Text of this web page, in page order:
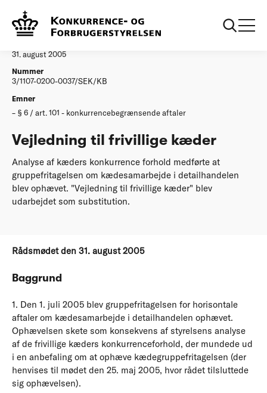
Afgørelser
31. august 2005
Nummer
3/1107-0200-0037/SEK/KB
Emner
§ 6 / art. 101 - konkurrencebegrænsende aftaler
Vejledning til frivillige kæder
Analyse af kæders konkurrence forhold medførte at
gruppefritagelsen om kædesamarbejde i detailhandelen
blev ophævet. "Vejledning til frivillige kæder" blev
udarbejdet som substitution.
Rådsmødet den 31. august 2005
Baggrund
1. Den 1. juli 2005 blev gruppefritagelsen for horisontale
aftaler om kædesamarbejde i detailhandelen ophævet.
Ophævelsen skete som konsekvens af styrelsens analyse
af de frivillige kæders konkurrenceforhold, der mundede ud
i en anbefaling om at ophæve kædegruppefritagelsen (der
henvises til mødet den 25. maj 2005, hvor rådet tilsluttede
sig ophævelsen).